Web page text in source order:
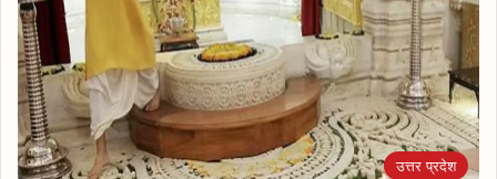
उत्तर प्रदेश